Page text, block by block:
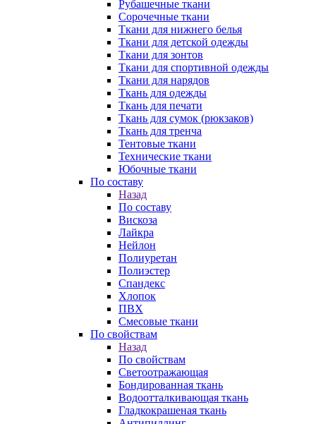
Рубашечные ткани
Сорочечные ткани
Ткани для нижнего белья
Ткани для детской одежды
Ткани для зонтов
Ткани для спортивной одежды
Ткани для нарядов
Ткань для одежды
Ткань для печати
Ткань для сумок (рюкзаков)
Ткань для тренча
Тентовые ткани
Технические ткани
Юбочные ткани
По составу
Назад
По составу
Вискоза
Лайкра
Нейлон
Полиуретан
Полиэстер
Спандекс
Хлопок
ПВХ
Смесовые ткани
По свойствам
Назад
По свойствам
Светоотражающая
Бондированная ткань
Водоотталкивающая ткань
Гладкокрашеная ткань